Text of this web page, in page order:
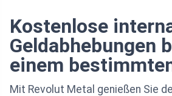
Kostenlose
Geldabhebungen
einem
Mit Revolut Metal genießen Sie